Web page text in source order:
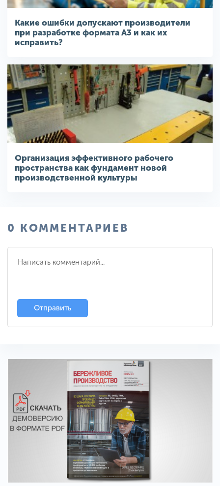
Какие ошибки допускают производители
при разработке формата A3 и как их
исправить?
Организация эффективного рабочего
пространства как фундамент новой
производственной культуры
0 КОММЕНТАРИЕВ
Отправить